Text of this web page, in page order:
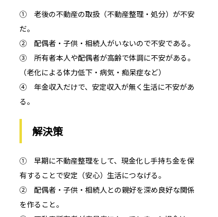
① 老後の不動産の取扱（不動産整理・処分）が不安
だ。
② 配偶者・子供・相続人がいないので不安である。
③ 所有者本人や配偶者が高齢で体調に不安がある。
（老化による体力低下・病気・痴呆症など）
④ 年金収入だけで、安定収入が無く生活に不安があ
る。
解決策
① 早期に不動産整理をして、現金化し手持ち金を保
有することで安定（安心）生活につなげる。
② 配偶者・子供・相続人との親好を深め良好な関係
を作ること。